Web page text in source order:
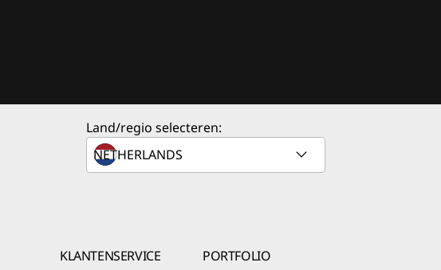
Land/regio selecteren:
KLANTENSERVICE PORTFOLIO